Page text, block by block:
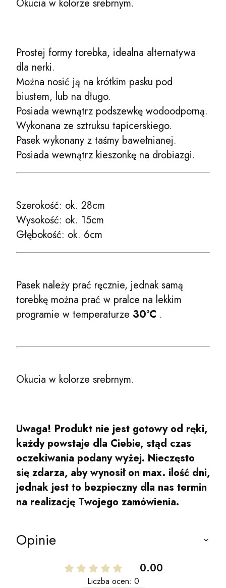
Okucia w kolorze srebrnym.
Prostej formy torebka, idealna alternatywa
dla nerki.
Można nosić ją na krótkim pasku pod
biustem, lub na długo.
Posiada wewnątrz podszewkę wodoodporną.
Wykonana ze sztruksu tapicerskiego.
Pasek wykonany z taśmy bawełnianej.
Posiada wewnątrz kieszonkę na drobiazgi.
Szerokość: ok. 28cm
Wysokość: ok. 15cm
Głębokość: ok. 6cm
Pasek należy prać ręcznie, jednak samą
torebkę można prać w pralce na lekkim
programie w temperaturze 30°C .
Okucia w kolorze srebrnym.
Uwaga! Produkt nie jest gotowy od ręki,
każdy powstaje dla Ciebie, stąd czas
oczekiwania podany wyżej. Nieczęsto
się zdarza, aby wynosił on max. ilość dni,
jednak jest to bezpieczny dla nas termin
na realizację Twojego zamówienia.
Opinie
0.00
Liczba ocen: 0